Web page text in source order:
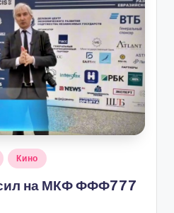
Кино
на МКФ ФФФ777